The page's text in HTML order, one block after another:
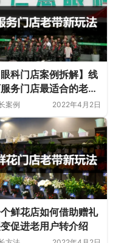
眼科门店案例拆解】线
务门店最适合的老客
新客户的裂变方案：
裂变
案例 2022年4月2日
鲜花店如何借助赠礼
促进老用户转介绍